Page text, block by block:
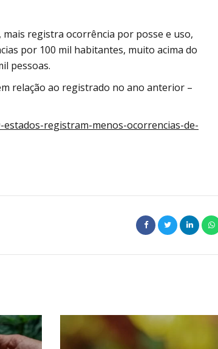
registra ocorrência por posse e uso,
por 100 mil habitantes, muito acima do
pessoas.
relação ao registrado no ano anterior –
registram-menos-ocorrencias-de-